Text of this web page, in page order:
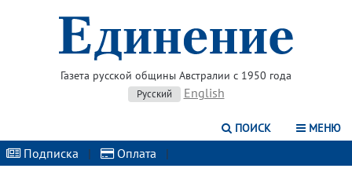
Газета русской общины Австралии с 1950 года
Русский English
ПОИСК МЕНЮ
Подписка | Оплата |